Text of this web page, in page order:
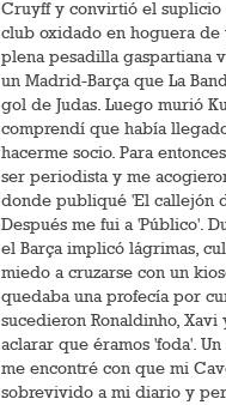
Cruyff y convirtió el suplicio
club oxidado en hoguera de
plena pesadilla gaspartiana
un Madrid-Barça que La
gol de Judas. Luego murió
comprendí que había
hacerme socio. Para
ser periodista y me
donde publiqué 'El callejón
Después me fui a 'Público'.
el Barça implicó lágrimas,
miedo a cruzarse con un
quedaba una profecía por
sucedieron Ronaldinho, Xavi
aclarar que éramos 'foda'.
me encontré con que mi
sobrevivido a mi diario y